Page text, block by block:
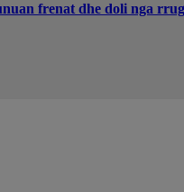
frenat dhe doli nga